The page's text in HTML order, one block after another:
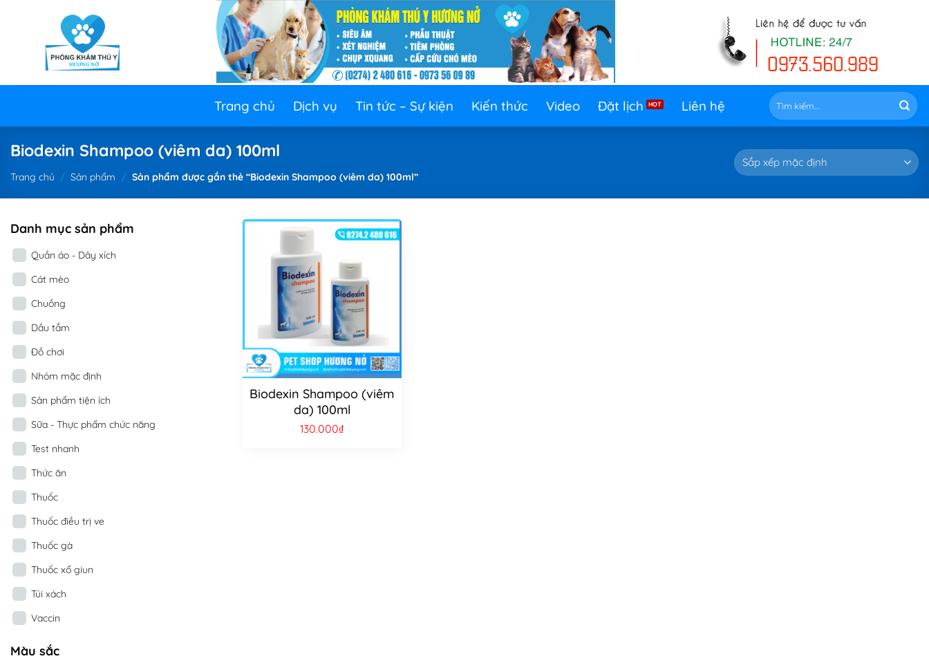
Trang chủ Dịch vụ Tin tức – Sự kiện Kiến thức Video Đặt lịch Liên hệ
Tìm
kiếm:
Biodexin Shampoo (viêm da) 100ml
Trang chủ / Sản phẩm / Sản phẩm được gắn thẻ “Biodexin Shampoo (viêm da) 100ml”
Danh mục sản phẩm
Quần áo - Dây xích
Cát mèo
Chuồng
Dầu tắm
Đồ chơi
Nhóm mặc định
Sản phẩm tiện ích
Sữa - Thực phẩm chức năng
Test nhanh
Thức ăn
Thuốc
Thuốc điều trị ve
Thuốc gà
Thuốc xổ giun
Túi xách
Vaccin
Màu sắc
Biodexin Shampoo (viêm
da) 100ml
130.000₫